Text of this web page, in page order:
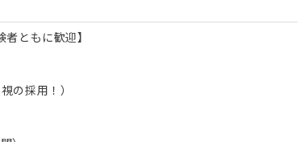
ともに歓迎】
の採用！）